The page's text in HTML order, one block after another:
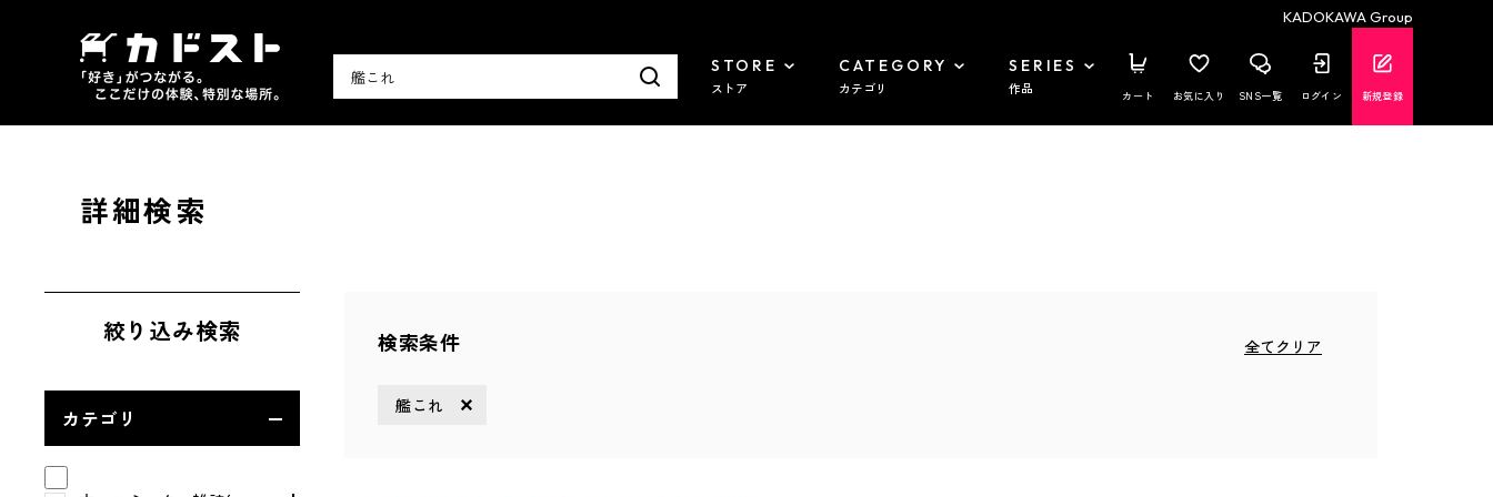
KADOKAWA Group
STORE
ストア
CATEGORY
カテゴリ
SERIES
作品 カート お気に入り SNS一覧 ログイン 新規登録
詳細検索
絞り込み検索
カテゴリ
検索条件 全てクリア
艦これ